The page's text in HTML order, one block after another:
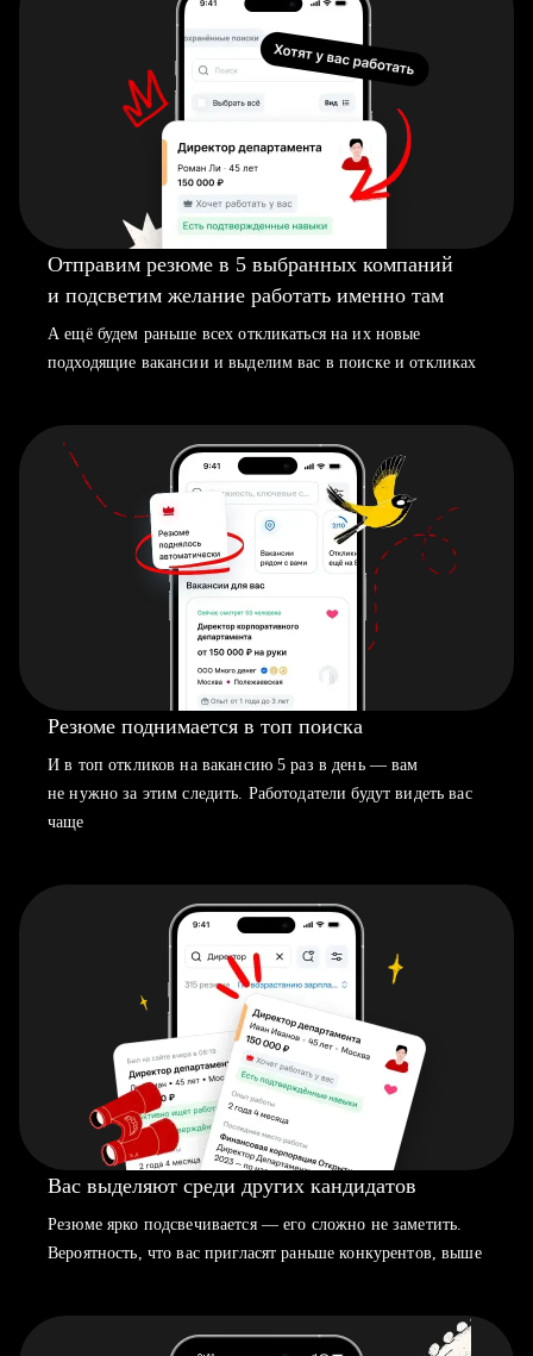
Отправим резюме в 5 выбранных компаний
и подсветим желание работать именно там
А ещё будем раньше всех откликаться на их новые
подходящие вакансии и выделим вас в поиске и откликах
Резюме поднимается в топ поиска
И в топ откликов на вакансию 5 раз в день — вам
не нужно за этим следить. Работодатели будут видеть вас
чаще
Вас выделяют среди других кандидатов
Резюме ярко подсвечивается — его сложно не заметить.
Вероятность, что вас пригласят раньше конкурентов, выше